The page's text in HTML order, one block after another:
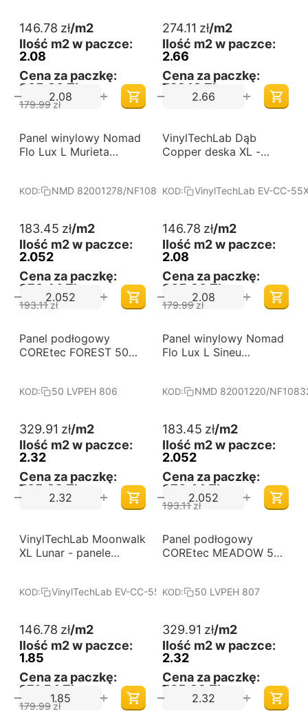
146.78 zł/m2
Ilość m2 w paczce:
2.08
Cena za paczkę:
305,30 Zł
179.99zł
+
−
274.11 zł/m2
Ilość m2 w paczce:
2.66
Cena za paczkę:
729,13 Zł
+
−
-5%
Darmowa dostawa
od 60 m2
Panel winylowy Nomad
Flo Lux L Murieta
KOD: NMD 82001278/NF10839
183.45 zł/m2
Ilość m2 w paczce:
2.052
Cena za paczkę:
376,44 Zł
193.11zł
+
−
-18%
Darmowa dostawa
od 60 m2
VinylTechLab Dąb
Copper deska XL -
KOD: VinylTechLab EV-CC-
146.78 zł/m2
Ilość m2 w paczce:
2.08
Cena za paczkę:
305,30 Zł
179.99zł
+
−
Darmowa dostawa
od 60 m2
Panel podłogowy
COREtec FOREST 50
KOD: 50 LVPEH 806
329.91 zł/m2
Ilość m2 w paczce:
2.32
Cena za paczkę:
765,39 Zł
+
−
-5%
Darmowa dostawa
od 60 m2
Panel winylowy Nomad
Flo Lux L Sineu
KOD: NMD 82001220/
183.45 zł/m2
Ilość m2 w paczce:
2.052
Cena za paczkę:
376,44 Zł
193.11zł
+
−
-18%
Darmowa dostawa
VinylTechLab Moonwalk
XL Lunar - panele
KOD: VinylTechLab EV-CC-55X-2424-4V-05SK-012
146.78 zł/m2
Ilość m2 w paczce:
1.85
Cena za paczkę:
271,54 Zł
179.99zł
+
−
Darmowa dostawa
od 60 m2
Panel podłogowy
COREtec MEADOW 50
KOD: 50 LVPEH 807
329.91 zł/m2
Ilość m2 w paczce:
2.32
Cena za paczkę:
765,39 Zł
+
−